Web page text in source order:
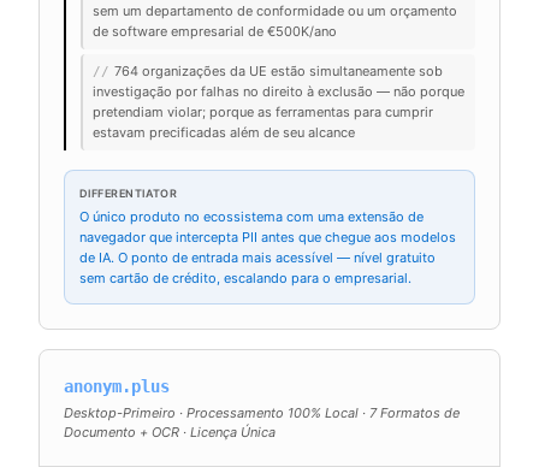
sem um departamento de conformidade ou um orçamento
de software empresarial de €500K/ano
// 764 organizações da UE estão simultaneamente sob
investigação por falhas no direito à exclusão — não porque
pretendiam violar; porque as ferramentas para cumprir
estavam precificadas além de seu alcance
DIFFERENTIATOR
O único produto no ecossistema com uma extensão de
navegador que intercepta PII antes que chegue aos modelos
de IA. O ponto de entrada mais acessível — nível gratuito
sem cartão de crédito, escalando para o empresarial.
anonym.plus
Desktop-Primeiro · Processamento 100% Local · 7 Formatos de
Documento + OCR · Licença Única